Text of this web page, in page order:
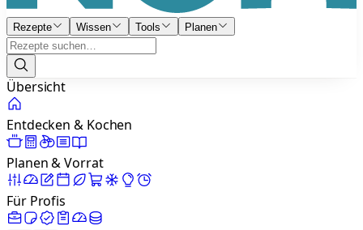
Rezepte Wissen Tools Planen
Übersicht
Entdecken & Kochen
Planen & Vorrat
Für Profis